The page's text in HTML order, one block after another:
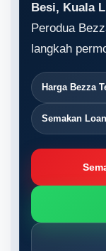
Besi, Kuala
Perodua
langkah
Harga Bezza
Semakan